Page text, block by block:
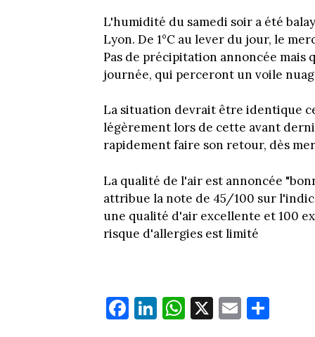
L'humidité du samedi soir a été
Lyon. De 1°C au lever du jour, le
Pas de précipitation annoncée mais
journée, qui perceront un voile
La situation devrait être identique
légèrement lors de cette avant
rapidement faire son retour, dès
La qualité de l'air est annoncée
attribue la note de 45/100 sur
une qualité d'air excellente et 100
risque d'allergies est limité
Fa
ce
Li
nk
W
ha
X E
m